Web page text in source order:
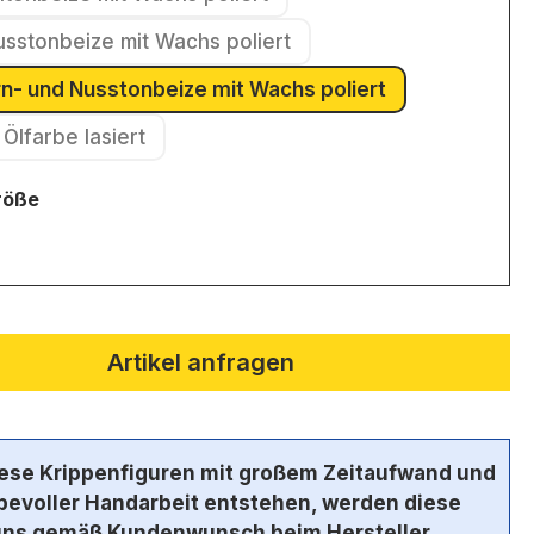
(Diese Option ist zurzeit nicht verfügbar.)
mit Wachs poliert
(Diese Option ist zurzeit nicht verfügbar.)
und Nusstonbeize mit Wachs poliert
(Diese Option ist zurzeit nicht verfügbar.)
Ölfarbe lasiert
(Diese Option ist zurzeit nicht verfügbar.)
auswählen
Artikel anfragen
Krippenfiguren mit großem Zeitaufwand und
Handarbeit entstehen, werden diese